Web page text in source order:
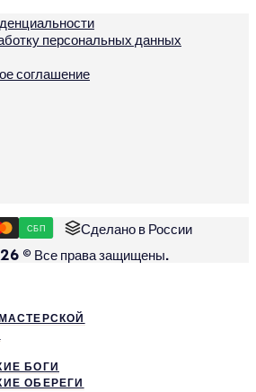
персональных данных
соглашение
СБП
Сделано в России
© Все права защищены.
БОГИ
ОБЕРЕГИ